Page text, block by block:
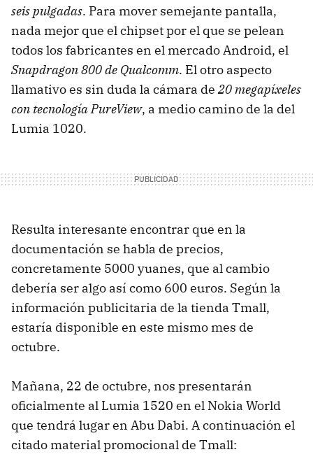
seis pulgadas. Para mover semejante pantalla,
nada mejor que el chipset por el que se pelean
todos los fabricantes en el mercado Android, el
Snapdragon 800 de Qualcomm. El otro aspecto
llamativo es sin duda la cámara de20 megapíxeles
con tecnología PureView, a medio camino de la del
Lumia 1020.
Resulta interesante encontrar que en la
documentación se habla de precios,
concretamente 5000 yuanes, que al cambio
debería ser algo así como 600 euros. Según la
información publicitaria de la tienda Tmall,
estaría disponible en este mismo mes de
octubre.
Mañana, 22 de octubre, nos presentarán
oficialmente al Lumia 1520 en el Nokia World
que tendrá lugar en Abu Dabi. A continuación el
citado material promocional de Tmall: